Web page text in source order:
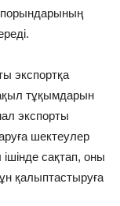
экспортқа
тұқымдарын
экспорты
шектеулер
сақтап, оны
қалыптастыруға